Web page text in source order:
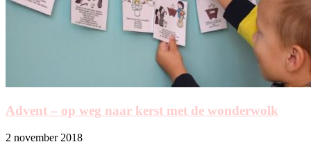
Advent – op weg naar kerst met de wonderwolk
2 november 2018